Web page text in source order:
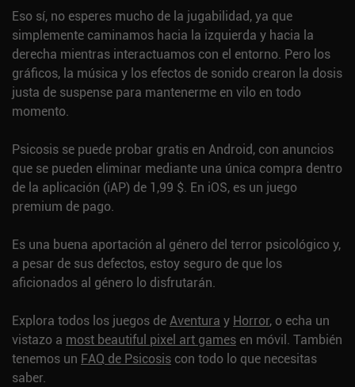
Eso sí, no esperes mucho de la jugabilidad, ya que
simplemente caminamos hacia la izquierda y hacia la
derecha mientras interactuamos con el entorno. Pero los
gráficos, la música y los efectos de sonido crearon la dosis
justa de suspense para mantenerme en vilo en todo
momento.
Psicosis se puede probar gratis en Android, con anuncios
que se pueden eliminar mediante una única compra dentro
de la aplicación (iAP) de 1,99 $. En iOS, es un juego
premium de pago.
Es una buena aportación al género del terror psicológico y,
a pesar de sus defectos, estoy seguro de que los
aficionados al género lo disfrutarán.
Explora todos los juegos deAventura y Horror, o echa un
vistazo a most beautiful pixel art games en móvil. También
tenemos un FAQ de Psicosis con todo lo que necesitas
saber.